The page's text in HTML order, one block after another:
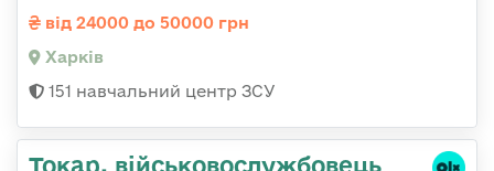
від 24000 до 50000 грн
Харків
151 навчальний центр ЗСУ
Токар, військовослужбовець